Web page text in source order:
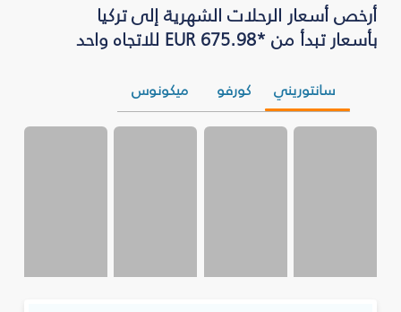
أرخص أسعار الرحلات الشهرية إلى تركيا
بأسعار تبدأ من *EUR 675.98 للاتجاه واحد
سانتوريني كورفو ميكونوس